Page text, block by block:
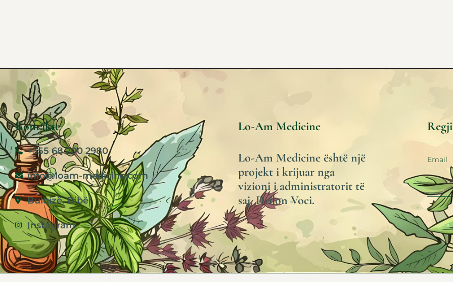
Kontakte
+355 68 200 2980
info@loam-medicine.com
Bulqizë. Dibër
Instagram
Lo-Am Medicine
Lo-Am Medicine është një
projekt i krijuar nga
vizioni i administratorit të
saj, Drilon Voci.